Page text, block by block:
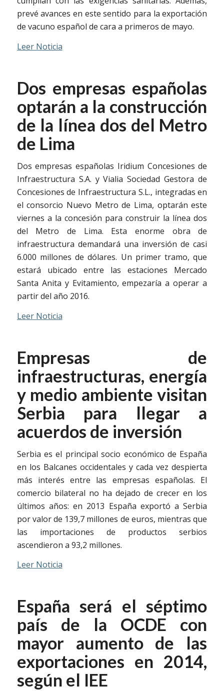
prevé avances en este sentido para la exportación
de vacuno español de cara a primeros de mayo.
Leer Noticia
Dos empresas españolas
optarán a la construcción
de la línea dos del Metro
de Lima
Dos empresas españolas Iridium Concesiones de
Infraestructura S.A. y Vialia Sociedad Gestora de
Concesiones de Infraestructura S.L., integradas en
el consorcio Nuevo Metro de Lima, optarán este
viernes a la concesión para construir la línea dos
del Metro de Lima. Esta enorme obra de
infraestructura demandará una inversión de casi
6.000 millones de dólares. Un primer tramo, que
estará ubicado entre las estaciones Mercado
Santa Anita y Evitamiento, empezaría a operar a
partir del año 2016.
Leer Noticia
Empresas de
infraestructuras, energía
y medio ambiente visitan
Serbia para llegar a
acuerdos de inversión
Serbia es el principal socio económico de España
en los Balcanes occidentales y cada vez despierta
más interés entre las empresas españolas. El
comercio bilateral no ha dejado de crecer en los
últimos años: en 2013 España exportó a Serbia
por valor de 139,7 millones de euros, mientras que
las importaciones de productos serbios
ascendieron a 93,2 millones.
Leer Noticia
España será el séptimo
país de la OCDE con
mayor aumento de las
exportaciones en 2014,
según el IEE